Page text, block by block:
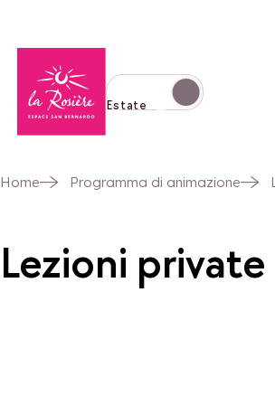
Passa alla
Estate
Home Programma di animazione
Lezioni